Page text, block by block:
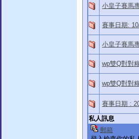
小皇子賽馬
賽事日期:
小皇子賽馬
wp雙Q對對
wp雙Q對對
賽事日期 :
私人訊息
郵箱